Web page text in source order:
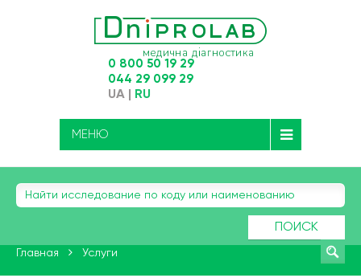
0 800 50 19 29
044 29 099 29
UA RU
МЕНЮ
ПОИСК
Главная Услуги